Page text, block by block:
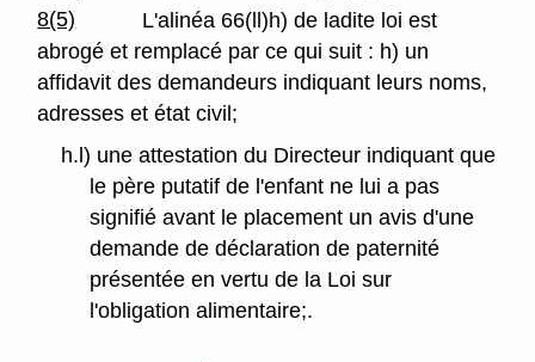
8(5)
L'alinéa 66(ll)h) de ladite loi est
abrogé et remplacé par ce qui suit : h) un
affidavit des demandeurs indiquant leurs noms,
adresses et état civil;
h.l) une attestation du Directeur indiquant que
le père putatif de l'enfant ne lui a pas
signifié avant le placement un avis d'une
demande de déclaration de paternité
présentée en vertu de la Loi sur
l'obligation alimentaire;.